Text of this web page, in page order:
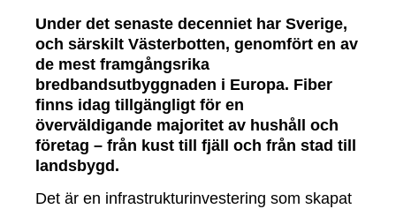
Under det senaste decenniet har Sverige,
och särskilt Västerbotten, genomfört en av
de mest framgångsrika
bredbandsutbyggnaden i Europa. Fiber
finns idag tillgängligt för en
överväldigande majoritet av hushåll och
företag – från kust till fjäll och från stad till
landsbygd.
Det är en infrastrukturinvestering som skapat